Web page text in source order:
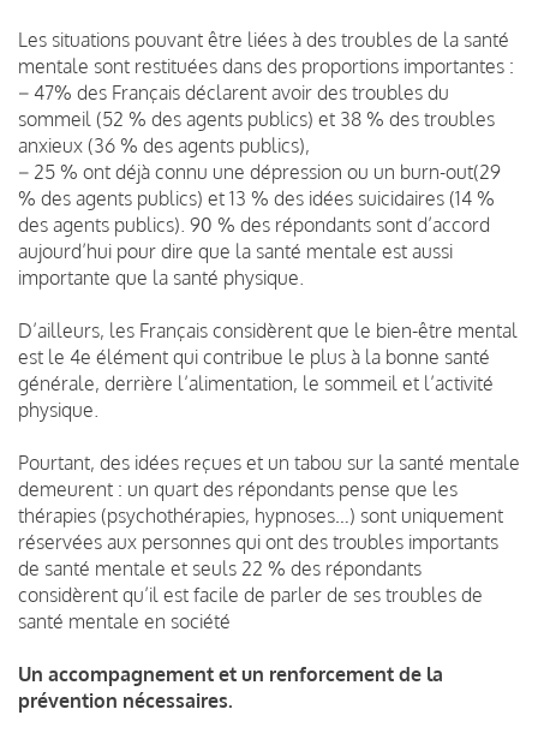
Les situations pouvant être liées à des troubles de la santé
mentale sont restituées dans des proportions importantes :
− 47% des Français déclarent avoir des troubles du
sommeil (52 % des agents publics) et 38 % des troubles
anxieux (36 % des agents publics),
− 25 % ont déjà connu une dépression ou un burn-out(29
% des agents publics) et 13 % des idées suicidaires (14 %
des agents publics). 90 % des répondants sont d’accord
aujourd’hui pour dire que la santé mentale est aussi
importante que la santé physique.
D’ailleurs, les Français considèrent que le bien-être mental
est le 4e élément qui contribue le plus à la bonne santé
générale, derrière l’alimentation, le sommeil et l’activité
physique.
Pourtant, des idées reçues et un tabou sur la santé mentale
demeurent : un quart des répondants pense que les
thérapies (psychothérapies, hypnoses…) sont uniquement
réservées aux personnes qui ont des troubles importants
de santé mentale et seuls 22 % des répondants
considèrent qu’il est facile de parler de ses troubles de
santé mentale en société
Un accompagnement et un renforcement de la
prévention nécessaires.